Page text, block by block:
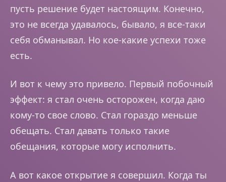
пусть решение будет настоящим. Конечно,
это не всегда удавалось, бывало, я все-таки
себя обманывал. Но кое-какие успехи тоже
есть.
И вот к чему это привело. Первый побочный
эффект: я стал очень осторожен, когда даю
кому-то свое слово. Стал гораздо меньше
обещать. Стал давать только такие
обещания, которые могу исполнить.
А вот какое открытие я совершил. Когда ты